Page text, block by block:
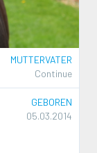
MUTTERVATER
Continue
GEBOREN
05.03.2014